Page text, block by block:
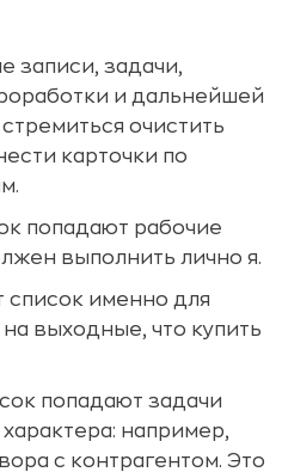
записи, задачи,
и дальнейшей
очистить
карточки по
попадают рабочие
выполнить лично я.
список именно для
выходные, что купить
попадают задачи
например,
с контрагентом. Это